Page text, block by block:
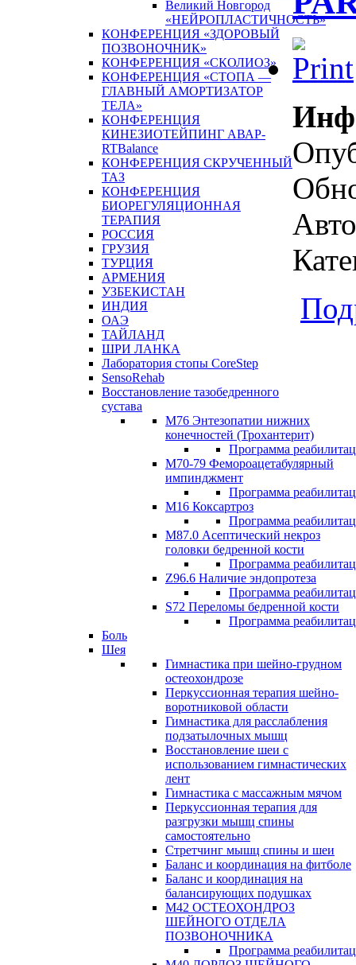
Великий Новгород
«НЕЙРОПЛАСТИЧНОСТЬ»
КОНФЕРЕНЦИЯ «ЗДОРОВЫЙ
ПОЗВОНОЧНИК»
КОНФЕРЕНЦИЯ «СКОЛИОЗ»
КОНФЕРЕНЦИЯ «СТОПА —
ГЛАВНЫЙ АМОРТИЗАТОР
ТЕЛА»
КОНФЕРЕНЦИЯ
КИНЕЗИОТЕЙПИНГ АВАР-
RTBalance
КОНФЕРЕНЦИЯ СКРУЧЕННЫЙ
ТАЗ
КОНФЕРЕНЦИЯ
БИОРЕГУЛЯЦИОННАЯ
ТЕРАПИЯ
РОССИЯ
ГРУЗИЯ
ТУРЦИЯ
АРМЕНИЯ
УЗБЕКИСТАН
ИНДИЯ
ОАЭ
ТАЙЛАНД
ШРИ ЛАНКА
Лаборатория стопы CoreStep
SensoRehab
Восстановление тазобедренного
сустава
М76 Энтезопатии нижних
конечностей (Трохантерит)
Программа
М70-79 Фемороацетабулярный
импинджмент
Программа
M16 Коксартроз
Программа
М87.0 Асептический некроз
головки бедренной кости
Программа
Z96.6 Наличие эндопротеза
Программа
S72 Переломы бедренной кости
Программа
Боль
Шея
Гимнастика при шейно-грудном
остеохондрозе
Перкуссионная терапия шейно-
воротниковой области
Гимнастика для расслабления
подзатылочных мышц
Восстановление шеи с
использованием гимнастических
лент
Гимнастика с массажным мячом
Перкуссионная терапия для
разгрузки мышц спины
самостоятельно
Стретчинг мышц спины и шеи
Баланс и координация на фитболе
Баланс и координация на
балансирующих подушках
М42 ОСТЕОХОНДРОЗ
ШЕЙНОГО ОТДЕЛА
ПОЗВОНОЧНИКА
Программа